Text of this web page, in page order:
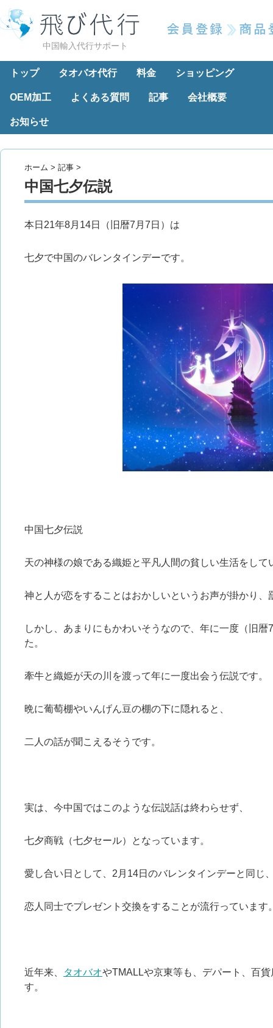
中国輸入代行サポート
トップ タオバオ代行 料金 ショッピング
OEM加工 よくある質問 記事 会社概要
お知らせ
ホーム > 記事 >
中国七夕伝説
本日21年8月14日（旧暦7月7日）は
七夕で中国のバレンタインデーです。
中国七夕伝説
天の神様の娘である織姫と平凡人間の貧しい生活をして
神と人が恋をすることはおかしいというお声が掛かり
しかし、あまりにもかわいそうなので、年に一度（旧
た。
牽牛と織姫が天の川を渡って年に一度出会う伝説です。
晩に葡萄棚やいんげん豆の棚の下に隠れると、
二人の話が聞こえるそうです。
実は、今中国ではこのような伝説話は終わらせず、
七夕商戦（七夕セール）となっています。
愛し合い日として、2月14日のバレンタインデーと同じ
恋人同士でプレゼント交換をすることが流行っています
近年来、 タオバオやTMALLや京東等も、デパート、百
す。